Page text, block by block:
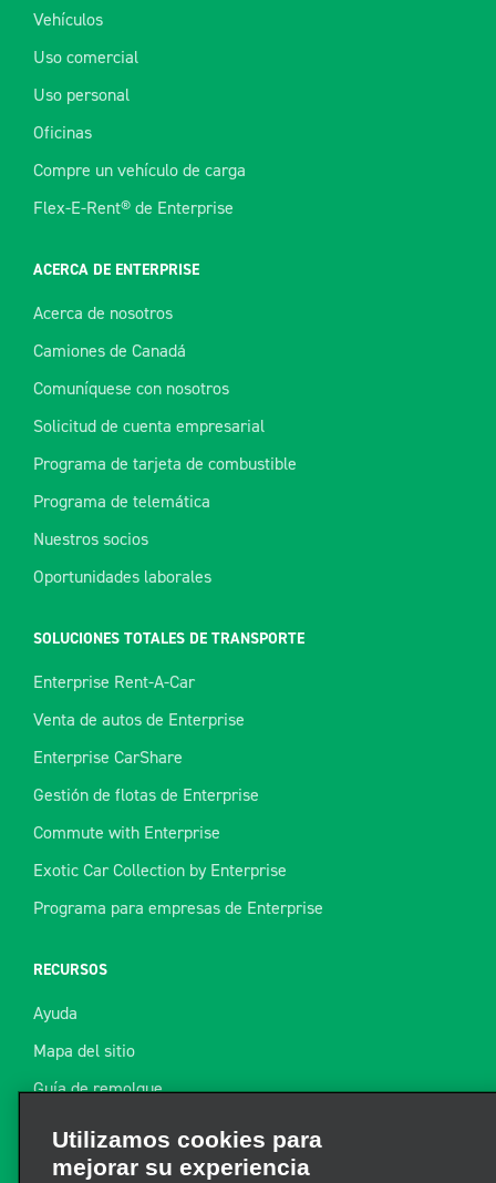
Vehículos
Uso comercial
Uso personal
Oficinas
Compre un vehículo de carga
Flex-E-Rent® de Enterprise
ACERCA DE ENTERPRISE
Acerca de nosotros
Camiones de Canadá
Comuníquese con nosotros
Solicitud de cuenta empresarial
Programa de tarjeta de combustible
Programa de telemática
Nuestros socios
Oportunidades laborales
SOLUCIONES TOTALES DE TRANSPORTE
Enterprise Rent-A-Car
Venta de autos de Enterprise
Enterprise CarShare
Gestión de flotas de Enterprise
Commute with Enterprise
Exotic Car Collection by Enterprise
Programa para empresas de Enterprise
RECURSOS
Ayuda
Mapa del sitio
Guía de remolque
Recursos
Noticias de la industria
Utilizamos cookies para
mejorar su experiencia